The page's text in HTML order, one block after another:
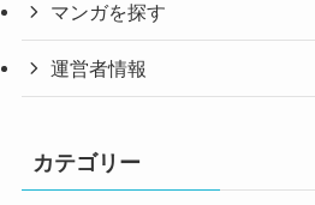
マンガを探す
運営者情報
カテゴリー